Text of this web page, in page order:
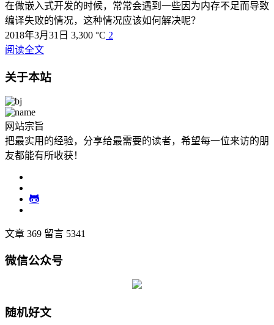
在做嵌入式开发的时候，常常会遇到一些因为内存不足而导致
编译失败的情况，这种情况应该如何解决呢？
2018年3月31日 3,300 °C 2
阅读全文
关于本站
网站宗旨
把最实用的经验，分享给最需要的读者，希望每一位来访的朋
友都能有所收获！
文章 369 留言 5341
微信公众号
随机好文